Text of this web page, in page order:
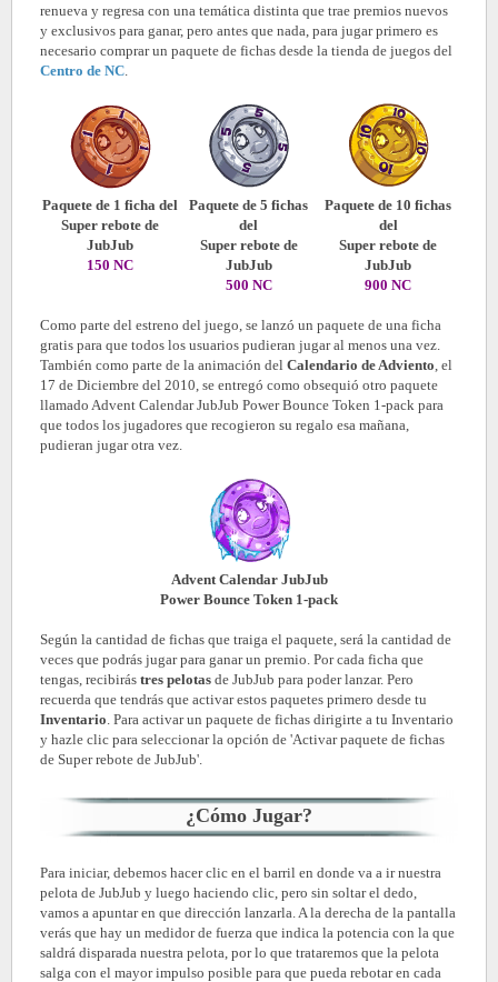
renueva y regresa con una temática distinta que trae premios nuevos
y exclusivos para ganar, pero antes que nada, para jugar primero es
necesario comprar un paquete de fichas desde la tienda de juegos del
Centro de NC
Paquete de 1 ficha del
Super rebote de
JubJub
150 NC
Paquete de 5 fichas
del
Super rebote de
JubJub
500 NC
Paquete de 10 fichas
del
Super rebote de
JubJub
900 NC
Como parte del estreno del juego, se lanzó un paquete de una ficha
gratis para que todos los usuarios pudieran jugar al menos una vez.
También como parte de la animación del Calendario de Adviento el
17 de Diciembre del 2010, se entregó como obsequió otro paquete
llamado Advent Calendar JubJub Power Bounce Token 1-pack para
que todos los jugadores que recogieron su regalo esa mañana,
pudieran jugar otra vez.
Advent Calendar JubJub
Power Bounce Token 1-pack
Según la cantidad de fichas que traiga el paquete, será la cantidad de
veces que podrás jugar para ganar un premio. Por cada ficha que
tengas, recibirás tres pelotas de JubJub para poder lanzar. Pero
recuerda que tendrás que activar estos paquetes primero desde tu
Inventario . Para activar un paquete de fichas dirigirte a tu Inventario
y hazle clic para seleccionar la opción de 'Activar paquete de fichas
de Super rebote de JubJub'.
¿Cómo Jugar?
Para iniciar, debemos hacer clic en el barril en donde va a ir nuestra
pelota de JubJub y luego haciendo clic, pero sin soltar el dedo,
vamos a apuntar en que dirección lanzarla. A la derecha de la pantalla
verás que hay un medidor de fuerza que indica la potencia con la que
saldrá disparada nuestra pelota, por lo que trataremos que la pelota
salga con el mayor impulso posible para que pueda rebotar en cada